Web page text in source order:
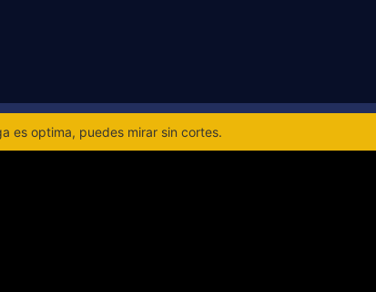
es optima, puedes mirar sin cortes.